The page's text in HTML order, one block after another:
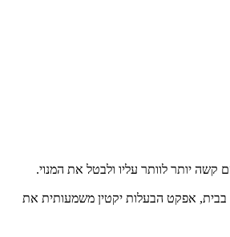
יותר לוותר עליו ולבטל את המנוי.
יהיה אצלם בבית, אפקט הבעלות יקטין משמעותית את